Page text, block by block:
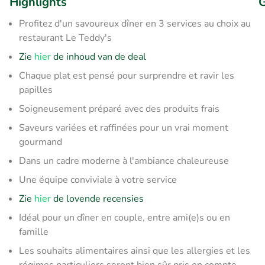
Profitez d'un savoureux dîner en 3 services au choix au
restaurant Le Teddy's
Zie hierde inhoud van de deal
Chaque plat est pensé pour surprendre et ravir les
papilles
Soigneusement préparé avec des produits frais
Saveurs variées et raffinées pour un vrai moment
gourmand
Dans un cadre moderne à l'ambiance chaleureuse
Une équipe conviviale à votre service
Zie hierde lovende recensies
Idéal pour un dîner en couple, entre ami(e)s ou en
famille
Les souhaits alimentaires ainsi que les allergies et les